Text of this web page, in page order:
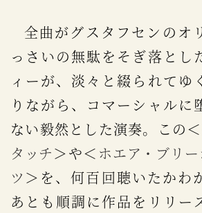
全曲がグスタフセンのオリジナルで、い
っさいの無駄をそぎ落とし
ィーが、淡々と綴られてゆ
りながら、コマーシャルに
ない毅然とした演奏。この＜
タッチ ＞や＜ ホエア・ブリ
ツ ＞を、何百回聴いたかわ
あとも順調に作品をリリー